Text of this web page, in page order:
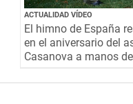
ACTUALIDAD VÍDEO
El himno de España
en el aniversario del
Casanova a manos